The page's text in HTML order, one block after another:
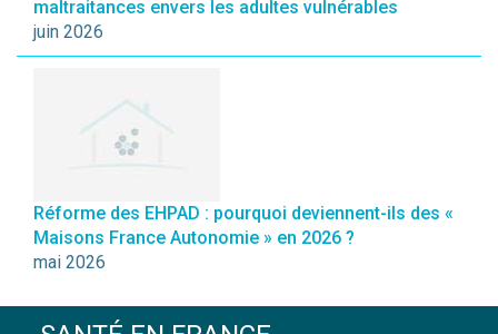
maltraitances envers les adultes vulnérables
juin 2026
Réforme des EHPAD : pourquoi deviennent-ils des «
Maisons France Autonomie » en 2026 ?
mai 2026